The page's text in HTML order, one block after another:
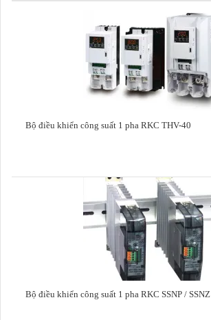
Bộ điều khiển công suất 1 pha RKC THV-40
Bộ điều khiển công suất 1 pha RKC SSNP / SSNZ